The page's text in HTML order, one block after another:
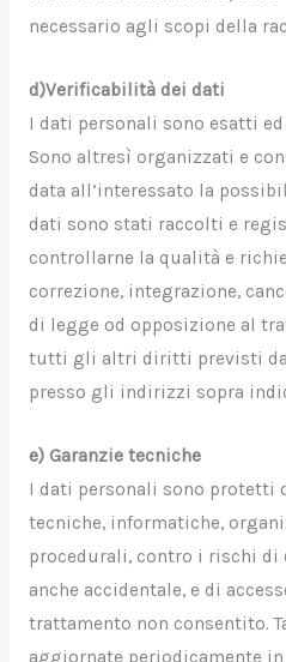
necessario agli scopi della
d)Verificabilità dei dati
I dati personali sono esatti
Sono altresì organizzati e
data all’interessato la
dati sono stati raccolti e
controllarne la qualità e
correzione, integrazione,
di legge od opposizione al
tutti gli altri diritti previsti
presso gli indirizzi sopra
e) Garanzie tecniche
I dati personali sono protetti
tecniche, informatiche,
procedurali, contro i rischi di
anche accidentale, e di
trattamento non consentito.
aggiornate periodicamente